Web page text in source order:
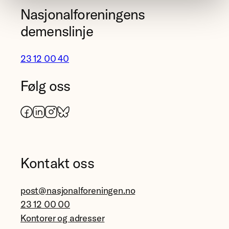
Nasjonalforeningens
demenslinje
23 12 00 40
Følg oss
Facebook
LinkedIn
Instagram
Bluesky
Kontakt oss
post@nasjonalforeningen.no
23 12 00 00
Kontorer og adresser